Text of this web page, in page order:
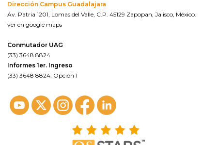
Dirección Campus Guadalajara
Av. Patria 1201, Lomas del Valle, C.P. 45129 Zapopan, Jalisco, México.
ver en google maps
Conmutador UAG
(33) 3648 8824
Informes 1er. Ingreso
(33) 3648 8824, Opción 1